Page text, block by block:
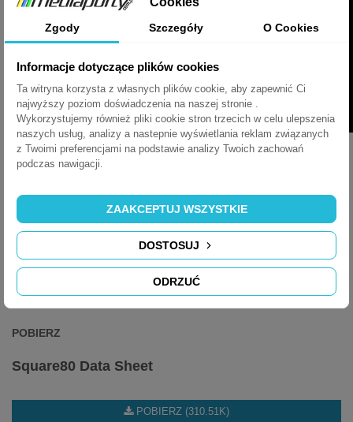
KARTA KATALOGOWA EVOLINE SQUARE80
ARKUSZ DANYCH
POBIERZ
Square80 Data Sheet
POBIERZ (310.51K)
Zgody Szczegóły O Cookies
Informacje dotyczące plików cookies
Ta witryna korzysta z własnych plików cookie, aby zapewnić Ci
najwyższy poziom doświadczenia na naszej stronie .
Wykorzystujemy również pliki cookie stron trzecich w celu ulepszenia
naszych usług, analizy a nastepnie wyświetlania reklam związanych
z Twoimi preferencjami na podstawie analizy Twoich zachowań
podczas nawigacji.
ODRZUĆ
DOSTOSUJ
ZAAKCEPTUJ WSZYSTKIE